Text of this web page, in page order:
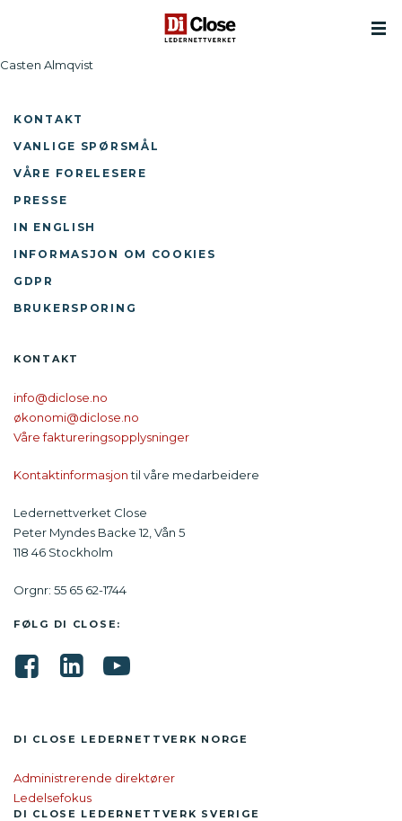
Casten Almqvist
KONTAKT
VANLIGE SPØRSMÅL
VÅRE FORELESERE
PRESSE
IN ENGLISH
INFORMASJON OM COOKIES
GDPR
BRUKERSPORING
KONTAKT
info@diclose.no
økonomi@diclose.no
Våre faktureringsopplysninger
Kontaktinformasjontil våre medarbeidere
Ledernettverket Close
Peter Myndes Backe 12, Vån 5
118 46 Stockholm
Orgnr: 55 65 62-1744
FØLG DI CLOSE:
DI CLOSE LEDER­NETTVERK NORGE
Administrerende direktører
Ledelsefokus
DI CLOSE LEDER­NETTVERK SVERIGE